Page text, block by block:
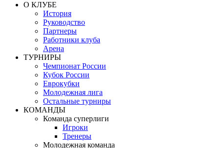
О КЛУБЕ
История
Руководство
Партнеры
Работники клуба
Арена
ТУРНИРЫ
Чемпионат России
Кубок России
Еврокубки
Молодежная лига
Остальные турниры
КОМАНДЫ
Команда суперлиги
Игроки
Тренеры
Молодежная команда